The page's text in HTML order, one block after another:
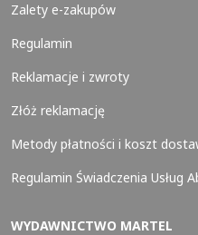
Zalety e-zakupów
Regulamin
Reklamacje i zwroty
Złóż reklamację
Metody płatności i koszt
Regulamin Świadczenia Usług
WYDAWNICTWO MARTEL